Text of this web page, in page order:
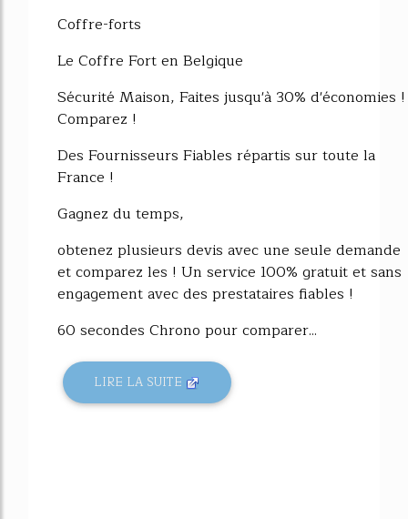
Coffre-forts
Le Coffre Fort en Belgique
Sécurité Maison, Faites jusqu'à 30% d'économies !
Comparez !
Des Fournisseurs Fiables répartis sur toute la
France !
Gagnez du temps,
obtenez plusieurs devis avec une seule demande
et comparez les ! Un service 100% gratuit et sans
engagement avec des prestataires fiables !
60 secondes Chrono pour comparer...
LIRE LA SUITE